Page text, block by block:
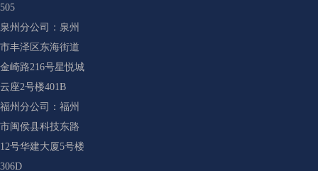
505
泉州分公司：泉州
市丰泽区东海街道
金崎路216号星悦城
云座2号楼401B
福州分公司：福州
市闽侯县科技东路
12号华建大厦5号楼
306D